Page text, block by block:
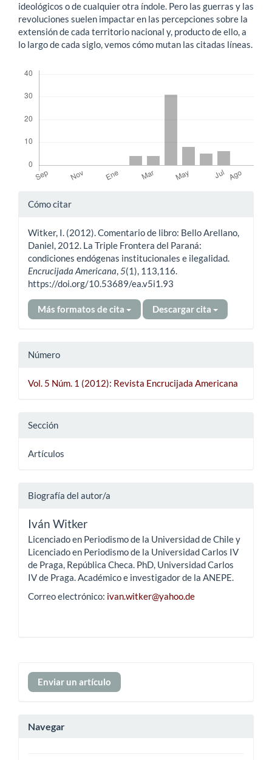
ideológicos o de cualquier otra índole. Pero las guerras y las
revoluciones suelen impactar en las percepciones sobre la
extensión de cada territorio nacional y, producto de ello, a
lo largo de cada siglo, vemos cómo mutan las citadas líneas.
Detalles
artículo
Cómo citar
Witker, I. (2012). Comentario de libro: Bello Arellano,
Daniel, 2012. La Triple Frontera del Paraná:
condiciones endógenas institucionales e ilegalidad.
Encrucijada Americana,5(1), 113,116.
https://doi.org/10.53689/ea.v5i1.93
Más formatos de cita Descargar cita
Número
Vol. 5 Núm. 1 (2012): Revista Encrucijada Americana
Sección
Artículos
Biografía del autor/a
Iván Witker
Licenciado en Periodismo de la Universidad de Chile y
Licenciado en Periodismo de la Universidad Carlos IV
de Praga, República Checa. PhD, Universidad Carlos
IV de Praga. Académico e investigador de la ANEPE.
Correo electrónico: ivan.witker@yahoo.de
Enviar
un
Enviar un artículo
Navegar